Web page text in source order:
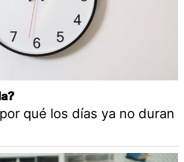
qué los días ya no duran